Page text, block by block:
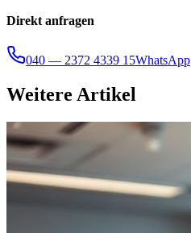
Direkt anfragen
040 — 2372 4339 15WhatsApp
Weitere Artikel